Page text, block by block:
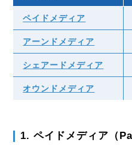
ペイドメディア
アーンドメディア
シェアードメディア
オウンドメディア
1. ペイドメディア（